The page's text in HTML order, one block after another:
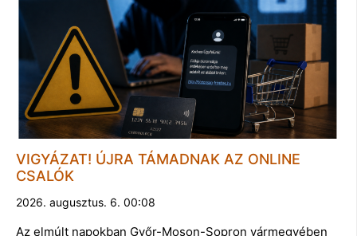
VIGYÁZAT! ÚJRA TÁMADNAK AZ ONLINE
CSALÓK
2026. augusztus. 6. 00:08
Az elmúlt napokban Győr-Moson-Sopron vármegyében